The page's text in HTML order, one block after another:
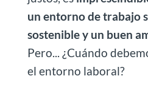
un entorno de trabajo
sostenible y un buen
Pero... ¿Cuándo
el entorno laboral?